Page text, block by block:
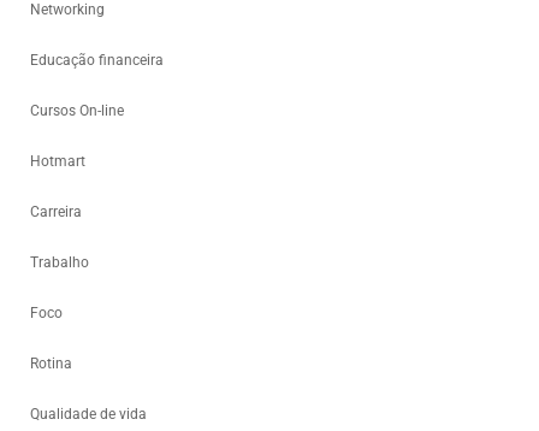
Networking
Educação financeira
Cursos On-line
Hotmart
Carreira
Trabalho
Foco
Rotina
Qualidade de vida